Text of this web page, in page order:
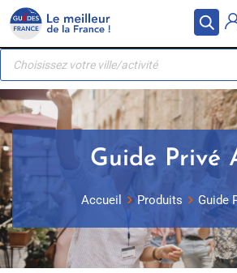
Panneau de gestion des cookies
Skip
content
Recherche
produits
Guide Privé
Accueil Produits Guide